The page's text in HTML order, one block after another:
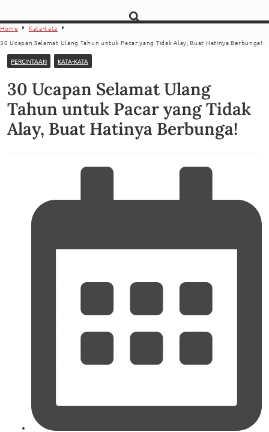
Home
Kata-kata
30 Ucapan Selamat Ulang Tahun untuk Pacar yang Tidak Alay, Buat Hatinya Berbunga!
PERCINTAAN KATA-KATA
30 Ucapan Selamat Ulang
Tahun untuk Pacar yang Tidak
Alay, Buat Hatinya Berbunga!